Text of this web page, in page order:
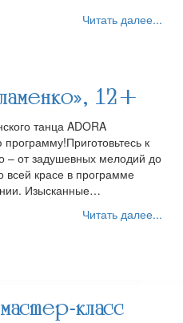
Читать далее...
12+
танца ADORA
к
от задушевных мелодий до
всей красе в программе
Изысканные…
Читать далее...
класс